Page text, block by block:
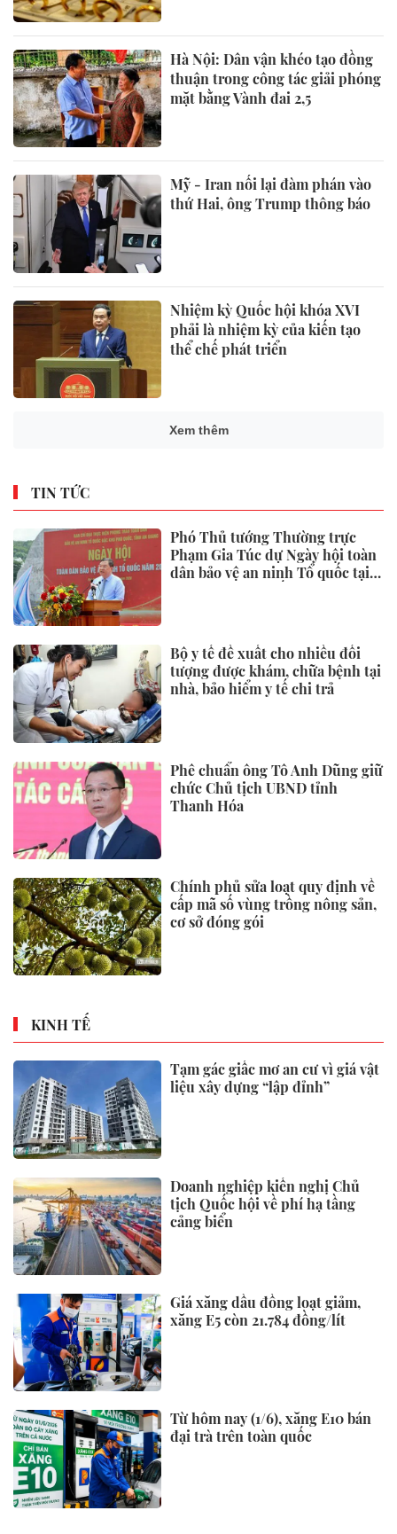
Hà Nội: Dân vận khéo tạo đồng
thuận trong công tác giải phóng
mặt bằng Vành đai 2,5
Mỹ - Iran nối lại đàm phán vào
thứ Hai, ông Trump thông báo
Nhiệm kỳ Quốc hội khóa XVI
phải là nhiệm kỳ của kiến tạo
thể chế phát triển
Trình Quốc hội đề xuất cấm
Chủ tịch Quốc hội: Không chậm
trễ, không để lỡ thời cơ phát
Hisense ra mắt PX4 Pro, mang
UOBAM Việt Nam chính thức
Giải thưởng Kiến trúc Thép
Cô gái 23 tuổi có máu "trắng đục
như sữa" vì thói quen tưởng tốt
Ăn mỡ lợn mỗi ngày, người phụ
nữ 56 tuổi bất ngờ khi đi khám
Công suất lọc dầu hạn chế có
thể khiến giá năng lượng duy trì
Đề xuất bỏ bắt buộc công chứng